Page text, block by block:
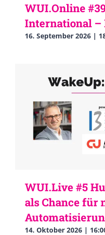
WUI.Online
International –
16. September 2026 |
WUI.Live #5
als Chance für
14. Oktober 2026 |